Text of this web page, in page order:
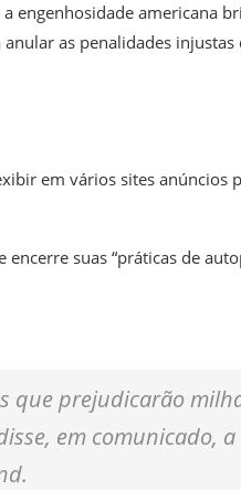
engenhosidade americana
as penalidades
em vários sites anúncios
suas “práticas de
que prejudicarão
em comunicado,